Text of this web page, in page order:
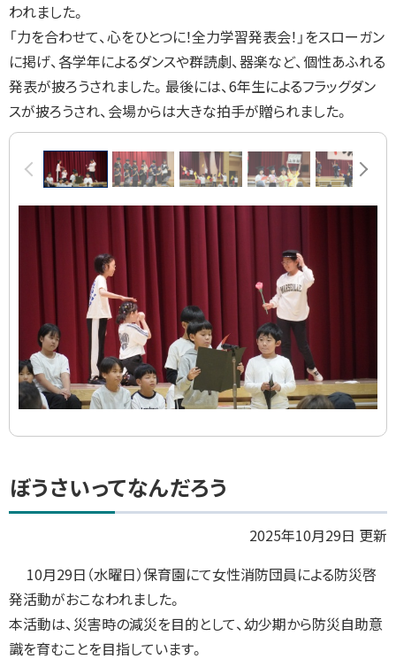
る
われました。
「力を合わせて、心をひとつに！全力学習発表会！」をスローガン
に掲げ、各学年によるダンスや群読劇、器楽など、個性あふれる
発表が披ろうされました。最後には、6年生によるフラッグダン
スが披ろうされ、会場からは大きな拍手が贈られました。
画
次へ
ト
ッ
る
ぼうさいってなんだろう
2025年10月29日 更新
10月29日（水曜日）保育園にて女性消防団員による防災啓
発活動がおこなわれました。
本活動は、災害時の減災を目的として、幼少期から防災自助意
識を育むことを目指しています。